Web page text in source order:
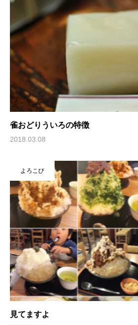
雀おどりういろの特徴
2018.03.08
見てますよ
よろこび